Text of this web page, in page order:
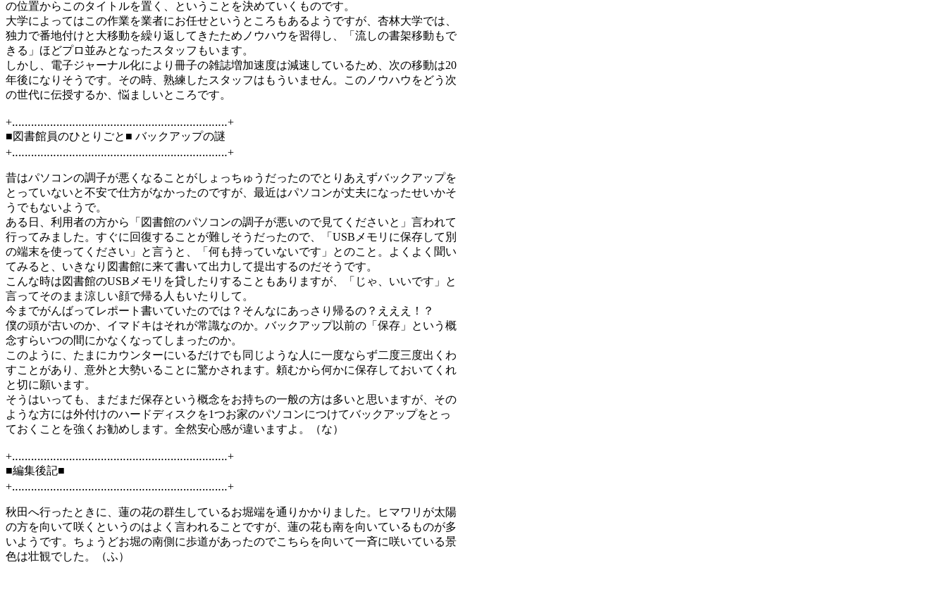
の位置からこのタイトルを置く、ということを決めていくものです。
大学によってはこの作業を業者にお任せというところもあるようですが、杏林大学では、
独力で番地付けと大移動を繰り返してきたためノウハウを習得し、「流しの書架移動もで
きる」ほどプロ並みとなったスタッフもいます。
しかし、電子ジャーナル化により冊子の雑誌増加速度は減速しているため、次の移動は20
年後になりそうです。その時、熟練したスタッフはもういません。このノウハウをどう次
の世代に伝授するか、悩ましいところです。
+‥‥‥‥‥‥‥‥‥‥‥‥‥‥‥‥‥‥‥‥‥‥‥‥‥‥‥‥‥‥‥‥‥‥+
■図書館員のひとりごと■ バックアップの謎
+‥‥‥‥‥‥‥‥‥‥‥‥‥‥‥‥‥‥‥‥‥‥‥‥‥‥‥‥‥‥‥‥‥‥+
昔はパソコンの調子が悪くなることがしょっちゅうだったのでとりあえずバックアップを
とっていないと不安で仕方がなかったのですが、最近はパソコンが丈夫になったせいかそ
うでもないようで。
ある日、利用者の方から「図書館のパソコンの調子が悪いので見てくださいと」言われて
行ってみました。すぐに回復することが難しそうだったので、「USBメモリに保存して別
の端末を使ってください」と言うと、「何も持っていないです」とのこと。よくよく聞い
てみると、いきなり図書館に来て書いて出力して提出するのだそうです。
こんな時は図書館のUSBメモリを貸したりすることもありますが、「じゃ、いいです」と
言ってそのまま涼しい顔で帰る人もいたりして。
今までがんばってレポート書いていたのでは？そんなにあっさり帰るの？えええ！？
僕の頭が古いのか、イマドキはそれが常識なのか。バックアップ以前の「保存」という概
念すらいつの間にかなくなってしまったのか。
このように、たまにカウンターにいるだけでも同じような人に一度ならず二度三度出くわ
すことがあり、意外と大勢いることに驚かされます。頼むから何かに保存しておいてくれ
と切に願います。
そうはいっても、まだまだ保存という概念をお持ちの一般の方は多いと思いますが、その
ような方には外付けのハードディスクを1つお家のパソコンにつけてバックアップをとっ
ておくことを強くお勧めします。全然安心感が違いますよ。（な）
+‥‥‥‥‥‥‥‥‥‥‥‥‥‥‥‥‥‥‥‥‥‥‥‥‥‥‥‥‥‥‥‥‥‥+
■編集後記■
+‥‥‥‥‥‥‥‥‥‥‥‥‥‥‥‥‥‥‥‥‥‥‥‥‥‥‥‥‥‥‥‥‥‥+
秋田へ行ったときに、蓮の花の群生しているお堀端を通りかかりました。ヒマワリが太陽
の方を向いて咲くというのはよく言われることですが、蓮の花も南を向いているものが多
いようです。ちょうどお堀の南側に歩道があったのでこちらを向いて一斉に咲いている景
色は壮観でした。（ふ）